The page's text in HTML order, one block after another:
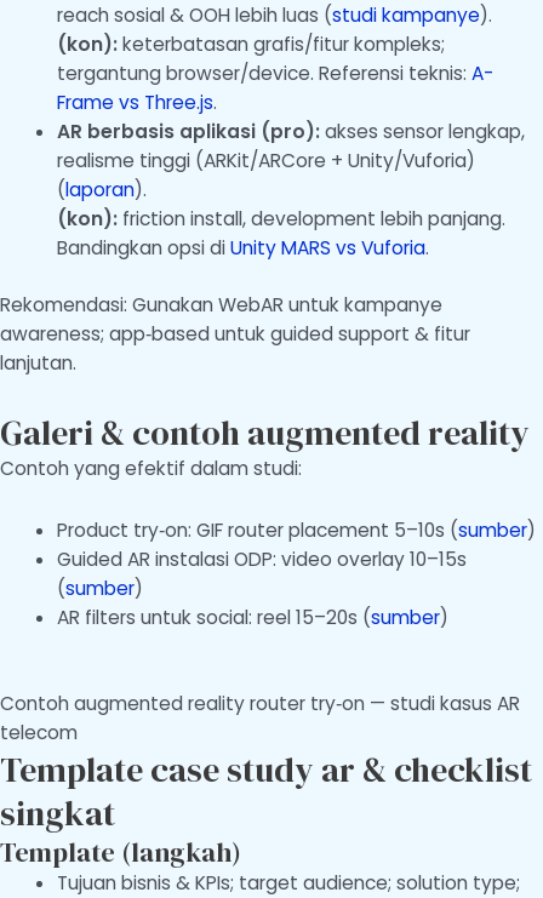
reach sosial & OOH lebih luas (studi kampanye).
(kon):keterbatasan grafis/fitur kompleks;
tergantung browser/device. Referensi teknis: A-
Frame vs Three.js.
AR berbasis aplikasi (pro):akses sensor lengkap,
realisme tinggi (ARKit/ARCore + Unity/Vuforia)
(laporan).
(kon):friction install, development lebih panjang.
Bandingkan opsi di Unity MARS vs Vuforia.
Rekomendasi: Gunakan WebAR untuk kampanye
awareness; app‑based untuk guided support & fitur
lanjutan.
Galeri & contoh augmented reality
Contoh yang efektif dalam studi:
Product try‑on: GIF router placement 5–10s (sumber)
Guided AR instalasi ODP: video overlay 10–15s
(sumber)
AR filters untuk social: reel 15–20s (sumber)
Contoh augmented reality router try‑on — studi kasus AR
telecom
Template case study ar & checklist
singkat
Template (langkah)
Tujuan bisnis & KPIs; target audience; solution type;